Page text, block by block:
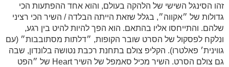
זהו הסינגל השישי של הלהקה בעולם, והוא אחד ההפתעות הכי
גדולות של ״אקווה״, בגלל שזאת הייתה הבלדה / השיר הכי רציני
שלהם. והתייחסו אליו בהתאם. הוא הפך להיות להיט בין רגע,
ונלקח לפסקול של הסרט שובר הקופות, ״דלתות מסתובבות״ (עם
גווינית׳ פאלטרו). הקליפ צולם בתחנת רכבת נטושה בלונדון, שבה
גם צולם הסרט. השיר מכיל סאמפל של השיר Heart של ״הפט